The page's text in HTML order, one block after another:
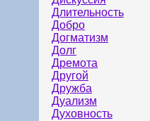
Длительность
Добро
Догматизм
Долг
Дремота
Другой
Дружба
Дуализм
Духовность